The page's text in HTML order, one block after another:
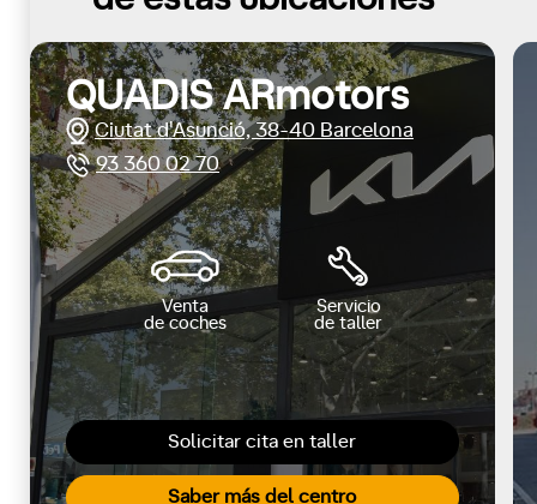
Solicitar cita en taller
Saber más del centro
QUADIS ARmotors
Ciutat d'Asunció, 38-40 Barcelona
93 360 02 70
Venta
de coches
Servicio
de taller